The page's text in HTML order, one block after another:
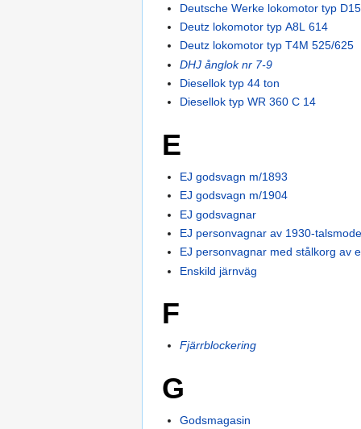
Deutsche Werke lokomotor typ
Deutz lokomotor typ A8L 614
Deutz lokomotor typ T4M 525/625
DHJ ånglok nr 7-9
Diesellok typ 44 ton
Diesellok typ WR 360 C 14
E
EJ godsvagn m/1893
EJ godsvagn m/1904
EJ godsvagnar
EJ personvagnar av 1930-
EJ personvagnar med stålkorg av
Enskild järnväg
F
Fjärrblockering
G
Godsmagasin